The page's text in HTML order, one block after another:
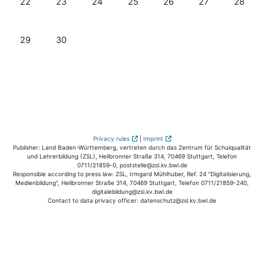
Нет событий, понедельник 29 сентября
29 Нет событий, вторник 30 сентября
30
Privacy rules | Imprint
Publisher: Land Baden-Württemberg, vertreten durch das Zentrum für Schulqualität
und Lehrerbildung (ZSL), Heilbronner Straße 314, 70469 Stuttgart, Telefon
0711/21859-0, poststelle@zsl.kv.bwl.de
Responsible according to press law: ZSL, Irmgard Mühlhuber, Ref. 24 "Digitalisierung,
Medienbildung", Heilbronner Straße 314, 70469 Stuttgart, Telefon 0711/21859-240,
digitalebildung@zsl.kv.bwl.de
Contact to data privacy officer: datenschutz@zsl.kv.bwl.de